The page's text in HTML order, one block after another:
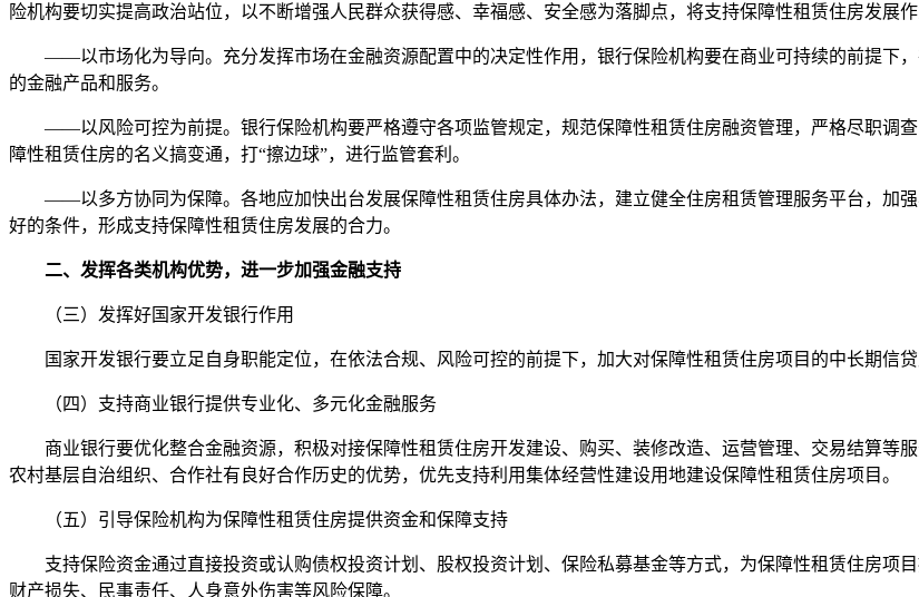
险机构要切实提高政治站位，以不断增强人民群众获得感、幸福感、安全感为落脚点，将支持保障性租赁住房发展
——以市场化为导向。充分发挥市场在金融资源配置中的决定性作用，银行保险机构要在商业可持续的前提下，
的金融产品和服务。
——以风险可控为前提。银行保险机构要严格遵守各项监管规定，规范保障性租赁住房融资管理，严格尽职调查
障性租赁住房的名义搞变通，打“擦边球”，进行监管套利。
——以多方协同为保障。各地应加快出台发展保障性租赁住房具体办法，建立健全住房租赁管理服务平台，加强
好的条件，形成支持保障性租赁住房发展的合力。
二、发挥各类机构优势，进一步加强金融支持
（三）发挥好国家开发银行作用
国家开发银行要立足自身职能定位，在依法合规、风险可控的前提下，加大对保障性租赁住房项目的中长期信贷
（四）支持商业银行提供专业化、多元化金融服务
商业银行要优化整合金融资源，积极对接保障性租赁住房开发建设、购买、装修改造、运营管理、交易结算等
农村基层自治组织、合作社有良好合作历史的优势，优先支持利用集体经营性建设用地建设保障性租赁住房项目。
（五）引导保险机构为保障性租赁住房提供资金和保障支持
支持保险资金通过直接投资或认购债权投资计划、股权投资计划、保险私募基金等方式，为保障性租赁住房项
财产损失、民事责任、人身意外伤害等风险保障。